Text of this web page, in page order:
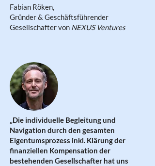
Fabian Röken,
Gründer & Geschäftsführender
Gesellschafter von NEXUS Ventures
„Die individuelle Begleitung und
Navigation durch den gesamten
Eigentumsprozess inkl. Klärung der
finanziellen Kompensation der
bestehenden Gesellschafter hat uns